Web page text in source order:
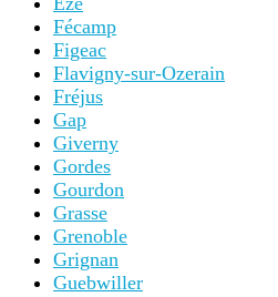
Fécamp
Figeac
Flavigny-sur-Ozerain
Fréjus
Gap
Giverny
Gordes
Gourdon
Grasse
Grenoble
Grignan
Guebwiller